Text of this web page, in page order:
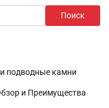
Поиск
подводные камни
и Преимущества